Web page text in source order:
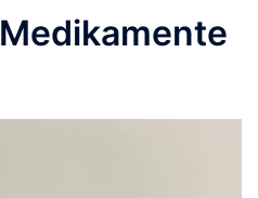
Medikamente